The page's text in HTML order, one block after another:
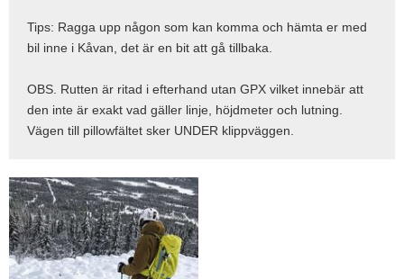
Tips: Ragga upp någon som kan komma och hämta er med
bil inne i Kåvan, det är en bit att gå tillbaka.
OBS. Rutten är ritad i efterhand utan GPX vilket innebär att
den inte är exakt vad gäller linje, höjdmeter och lutning.
Vägen till pillowfältet sker UNDER klippväggen.